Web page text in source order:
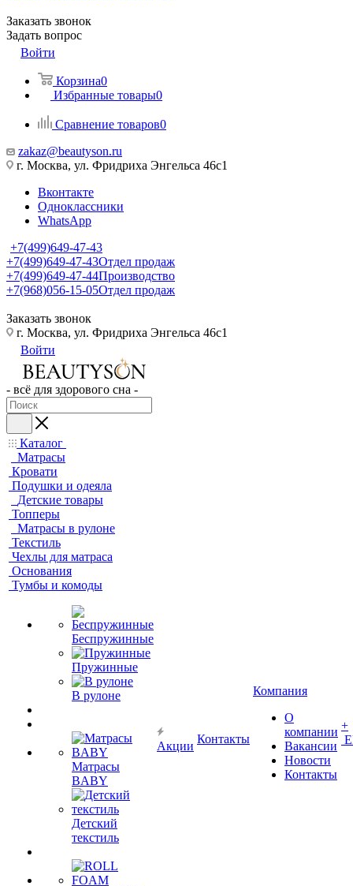
Заказать звонок
Задать вопрос
Войти
Корзина0
Избранные товары0
Сравнение товаров0
zakaz@beautyson.ru
г. Москва, ул. Фридриха Энгельса 46с1
Вконтакте
Одноклассники
WhatsApp
+7(499)649-47-43
+7(499)649-47-43Отдел продаж
+7(499)649-47-44Производство
+7(968)056-15-05Отдел продаж
Заказать звонок
г. Москва, ул. Фридриха Энгельса 46с1
Войти
- всё для здорового сна -
Каталог
Матрасы
Кровати
Подушки и одеяла
Детские товары
Топперы
Матрасы в рулоне
Текстиль
Чехлы для матраса
Основания
Тумбы и комоды
Беспружинные
Пружинные
В рулоне
Матрасы
BABY
Детский
текстиль
Акции
Контакты
Компания
О
компании
Вакансии
Новости
Контакты
+